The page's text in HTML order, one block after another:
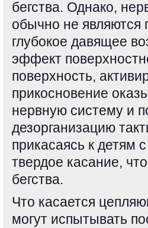
бегства. Однако,
обычно не являются
глубокое давящее
эффект
поверхность,
прикосновение
нервную систему и
дезорганизацию
прикасаясь к детям
твердое касание,
бегства.
Что касается
могут испытывать